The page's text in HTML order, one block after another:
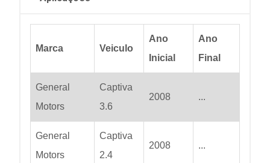
Marca Veiculo
Ano
Inicial
Ano
Final
General
Motors
Captiva
3.6
2008 ...
General
Motors
Captiva
2.4
2008 ...